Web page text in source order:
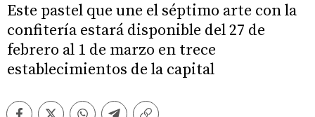
Este pastel que une el séptimo arte con la
confitería estará disponible del 27 de
febrero al 1 de marzo en trece
establecimientos de la capital